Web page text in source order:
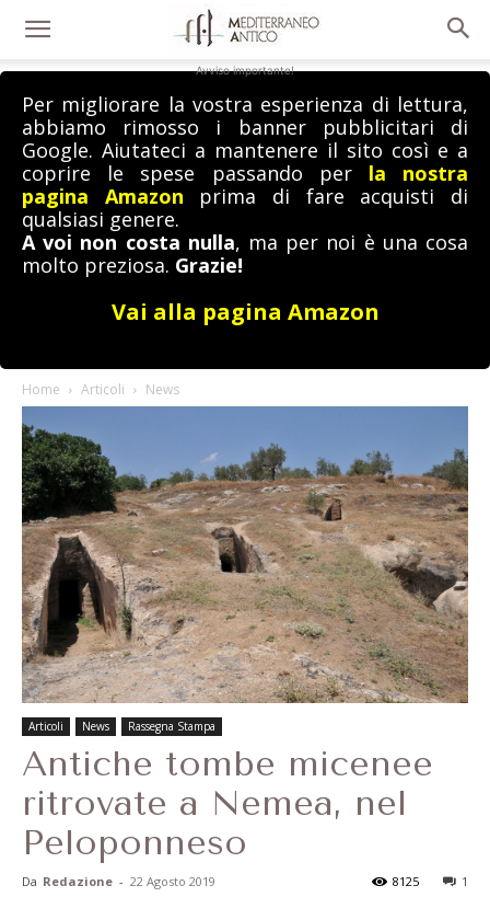
Avviso importante!
Per migliorare la vostra esperienza di lettura,
abbiamo rimosso i banner pubblicitari di
Google. Aiutateci a mantenere il sito così e a
coprire le spese passando per la nostra
pagina Amazon prima di fare acquisti di
qualsiasi genere.
A voi non costa nulla, ma per noi è una cosa
molto preziosa. Grazie!
Vai alla pagina Amazon
Home Articoli News
Articoli News Rassegna Stampa
Antiche tombe micenee
ritrovate a Nemea, nel
Peloponneso
Da Redazione - 22 Agosto 2019 1
8125